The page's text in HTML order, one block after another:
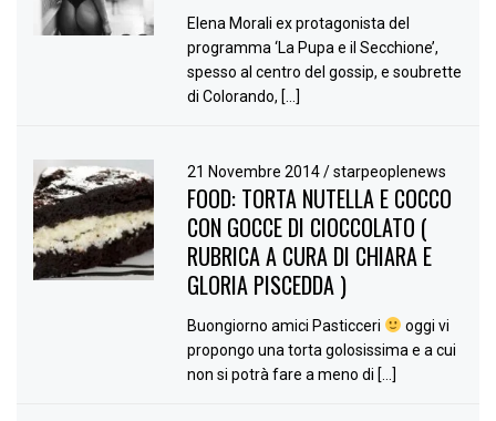
Elena Morali ex protagonista del
programma ‘La Pupa e il Secchione’,
spesso al centro del gossip, e soubrette
di Colorando, […]
21 Novembre 2014/ starpeoplenews
FOOD: TORTA NUTELLA E COCCO
CON GOCCE DI CIOCCOLATO (
RUBRICA A CURA DI CHIARA E
GLORIA PISCEDDA )
Buongiorno amici Pasticceri
oggi vi
propongo una torta golosissima e a cui
non si potrà fare a meno di […]